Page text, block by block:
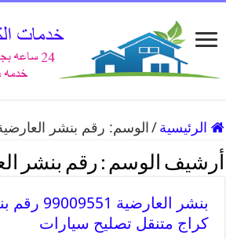
الرئيسية / الوسم: رقم بنشر
أرشيف الوسم : رقم بنشر
بنشر
كراج متنقل تصليح سيارات